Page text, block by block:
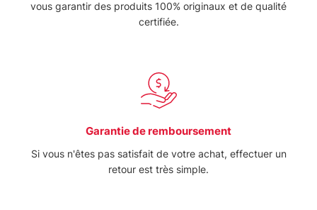
vous garantir des produits 100% originaux et de qualité
certifiée.
Garantie de remboursement
Si vous n'êtes pas satisfait de votre achat, effectuer un
retour est très simple.